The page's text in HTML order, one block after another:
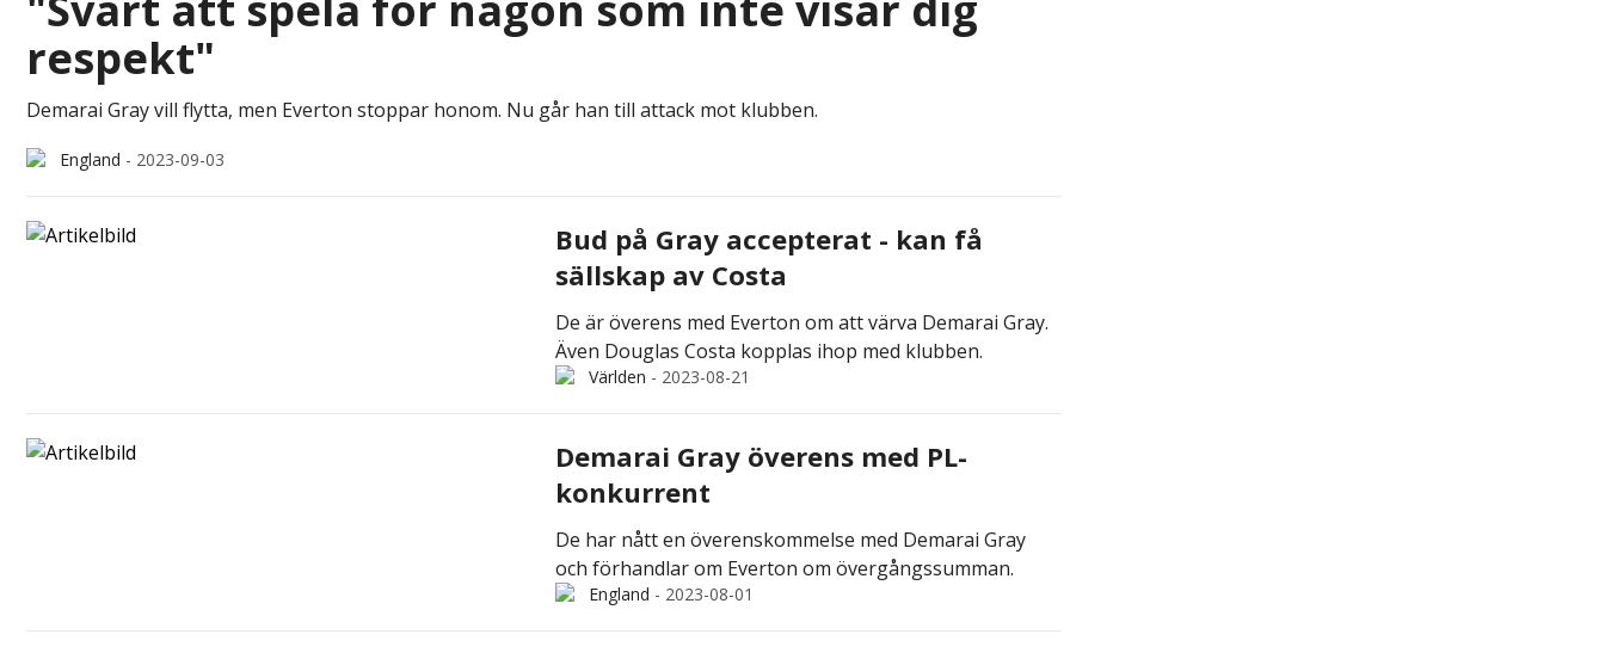
respekt"
Demarai Gray vill flytta, men Everton stoppar honom. Nu går han till attack mot klubben.
England - 2023-09-03
Bud på Gray accepterat - kan få
sällskap av Costa
De är överens med Everton om att värva Demarai Gray.
Även Douglas Costa kopplas ihop med klubben.
Världen - 2023-08-21
Demarai Gray överens med PL-
konkurrent
De har nått en överenskommelse med Demarai Gray
och förhandlar om Everton om övergångssumman.
England - 2023-08-01